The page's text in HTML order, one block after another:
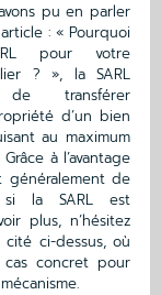
pu en parler
: « Pourquoi
pour votre
? », la SARL
transférer
d’un bien
au maximum
à l’avantage
généralement de
si la SARL est
plus, n’hésitez
ci-dessus, où
cas concret pour